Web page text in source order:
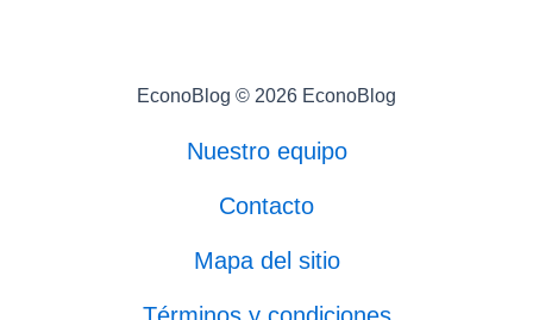
EconoBlog © 2026 EconoBlog
Nuestro equipo
Contacto
Mapa del sitio